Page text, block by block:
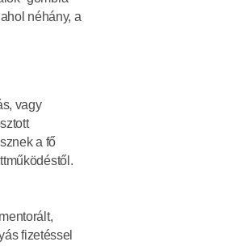
néhány, a
vagy
a fő
fizetéssel